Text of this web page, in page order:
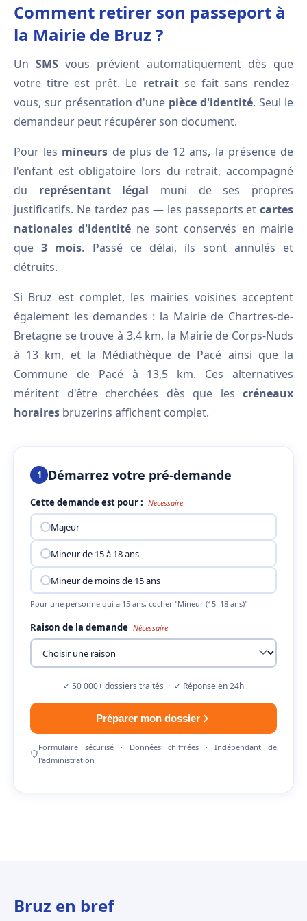
Comment retirer son passeport à
la Mairie de Bruz ?
Un SMS vous prévient automatiquement dès que
votre titre est prêt. Le retraitse fait sans rendez-
vous, sur présentation d'une pièce d'identité. Seul le
demandeur peut récupérer son document.
Pour les mineurs de plus de 12 ans, la présence de
l'enfant est obligatoire lors du retrait, accompagné
du représentant légal muni de ses propres
justificatifs. Ne tardez pas — les passeports et cartes
nationales d'identité ne sont conservés en mairie
que3 mois. Passé ce délai, ils sont annulés et
détruits.
Si Bruz est complet, les mairies voisines acceptent
également les demandes : la Mairie de Chartres-de-
Bretagne se trouve à 3,4 km, la Mairie de Corps-Nuds
à 13 km, et la Médiathèque de Pacé ainsi que la
Commune de Pacé à 13,5 km. Ces alternatives
méritent d'être cherchées dès que les créneaux
horaires bruzerins affichent complet.
1 Démarrez votre pré-demande
Cette demande est pour : Nécessaire
Majeur
Mineur de 15 à 18 ans
Mineur de moins de 15 ans
Pour une personne qui a 15 ans, cocher "Mineur (15–18 ans)"
Raison de la demande Nécessaire
✓ 50 000+ dossiers traités · ✓ Réponse en 24h
Préparer mon dossier
Formulaire sécurisé · Données chiffrées · Indépendant de
l'administration
Bruz en bref